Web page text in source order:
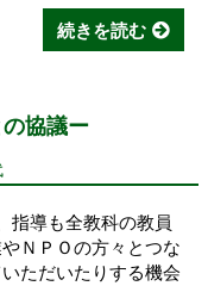
続きを読む
協議ー
指導も全教科の教員
ＮＰＯの方々とつな
ただいたりする機会